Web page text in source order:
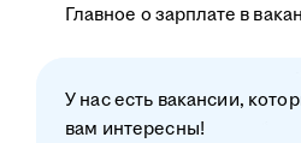
Главное о зарплате в
У нас есть вакансии,
вам интересны!